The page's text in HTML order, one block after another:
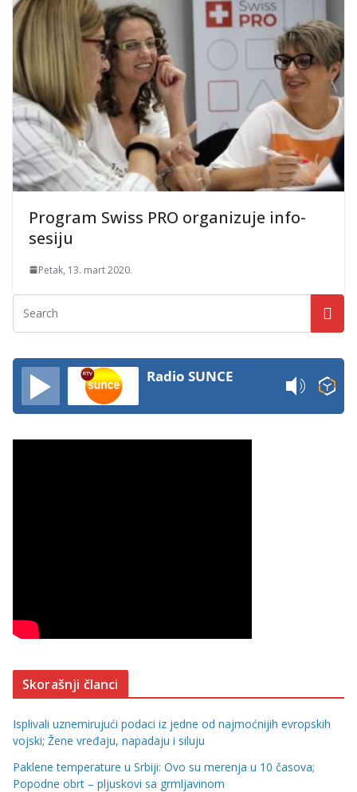
Program Swiss PRO organizuje info-
sesiju
Petak, 13. mart 2020.
Radio SUNCE
Skorašnji članci
Isplivali uznemirujući podaci iz jedne od najmoćnijih evropskih
vojski; Žene vređaju, napadaju i siluju
Paklene temperature u Srbiji: Ovo su merenja u 10 časova;
Popodne obrt – pljuskovi sa grmljavinom